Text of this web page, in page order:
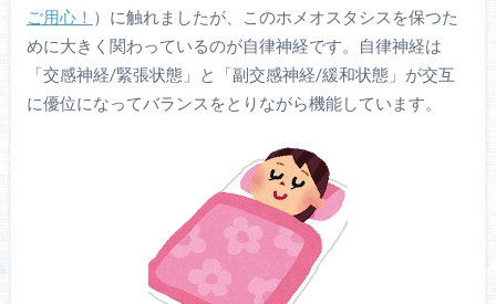
ご用心！ ）に触れましたが、このホメオスタシスを保つた
めに大きく関わっているのが自律神経です。自律神経は
「交感神経/緊張状態」と「副交感神経/緩和状態」が交互
に優位になってバランスをとりながら機能しています。